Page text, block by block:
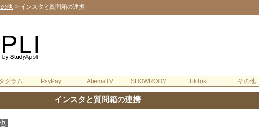
の他 > インスタと質問箱の連携
グラム PayPay AbemaTV SHOWROOM TikTok その他
インスタと質問箱の連携